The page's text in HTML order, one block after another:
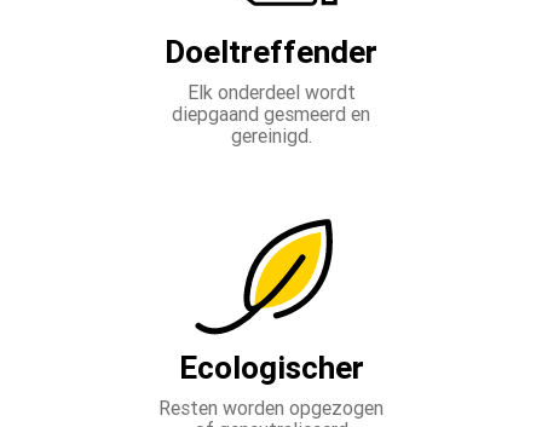
Doeltreffender
Elk onderdeel wordt
diepgaand gesmeerd en
gereinigd.
Ecologischer
Resten worden opgezogen